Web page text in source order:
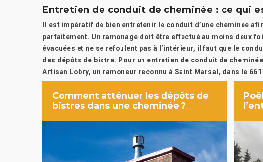
Entretien de conduit de cheminée : ce qui
Il est impératif de bien entretenir le conduit d’une cheminée
parfaitement. Un ramonage doit être effectué au moins deux
évacuées et ne se refoulent pas à l’intérieur, il faut que le
des dépôts de bistre. Pour un entretien de conduit de
Artisan Lobry, un ramoneur reconnu à Saint Marsal, dans le
Comment atténuer les dépôts de
bistres dans une cheminée ?